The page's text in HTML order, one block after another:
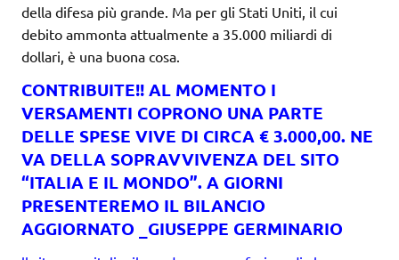
della difesa più grande. Ma per gli Stati Uniti, il cui
debito ammonta attualmente a 35.000 miliardi di
dollari, è una buona cosa.
CONTRIBUITE!! AL MOMENTO I
VERSAMENTI COPRONO UNA PARTE
DELLE SPESE VIVE DI CIRCA € 3.000,00. NE
VA DELLA SOPRAVVIVENZA DEL SITO
“ITALIA E IL MONDO”. A GIORNI
PRESENTEREMO IL BILANCIO
AGGIORNATO _GIUSEPPE GERMINARIO